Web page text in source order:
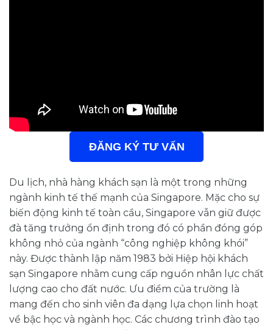
ĐĂNG KÝ TƯ VẤN
Du lịch, nhà hàng khách sạn là một trong những
ngành kinh tế thế mạnh của Singapore. Mặc cho sự
biến động kinh tế toàn cầu, Singapore vẫn giữ được
đà tăng trưởng ổn định trong đó có phần đóng góp
không nhỏ của ngành “công nghiệp không khói”
này. Được thành lập năm 1983 bởi Hiệp hội khách
sạn Singapore nhằm cung cấp nguồn nhân lực chất
lượng cao cho đất nước. Ưu điểm của trường là
mang đến cho sinh viên đa dạng lựa chọn linh hoạt
về bậc học và ngành học. Các chương trình đào tạo